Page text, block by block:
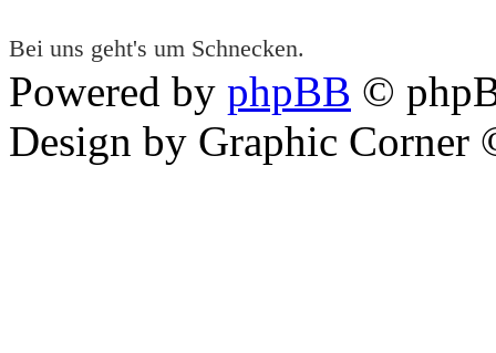
Bei uns geht's um Schnecken.
Powered by phpBB ©
Design by Graphic Corner